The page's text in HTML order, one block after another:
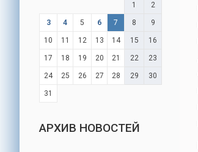
1 2
3 4 5 6 7 8 9
10 11 12 13 14 15 16
17 18 19 20 21 22 23
24 25 26 27 28 29 30
31
АРХИВ НОВОСТЕЙ